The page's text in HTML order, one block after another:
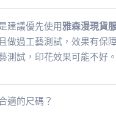
建議優先使用雅森漫現貨
做過工藝測試，效果有保
測試，印花效果可能不好。
適的尺碼？